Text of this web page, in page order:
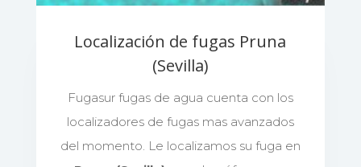
Localización de fugas Pruna
(Sevilla)
Fugasur fugas de agua cuenta con los
localizadores de fugas mas avanzados
del momento. Le localizamos su fuga en